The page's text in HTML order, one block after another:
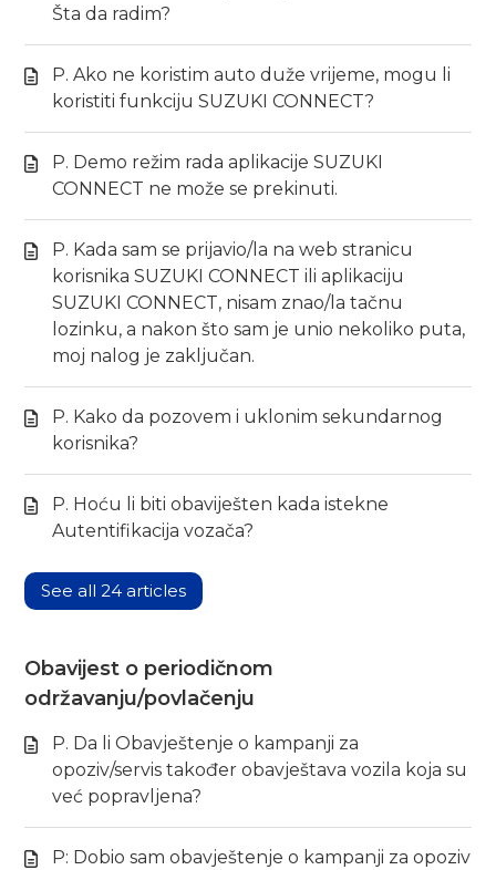
Šta da radim?
P. Ako ne koristim auto duže vrijeme, mogu li
koristiti funkciju SUZUKI CONNECT?
P. Demo režim rada aplikacije SUZUKI
CONNECT ne može se prekinuti.
P. Kada sam se prijavio/la na web stranicu
korisnika SUZUKI CONNECT ili aplikaciju
SUZUKI CONNECT, nisam znao/la tačnu
lozinku, a nakon što sam je unio nekoliko puta,
moj nalog je zaključan.
P. Kako da pozovem i uklonim sekundarnog
korisnika?
P. Hoću li biti obaviješten kada istekne
Autentifikacija vozača?
See all 24 articles
Obavijest o periodičnom
održavanju/povlačenju
P. Da li Obavještenje o kampanji za
opoziv/servis također obavještava vozila koja su
već popravljena?
P: Dobio sam obavještenje o kampanji za opoziv